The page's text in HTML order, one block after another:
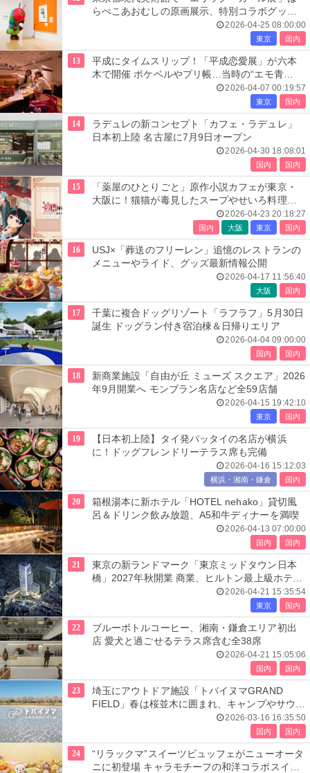
らぺこあおむしの原画展示、特別コラボグッズ
2026-04-25 08:00:00
東京 国内
13
平成にタイムスリップ！「平成恋愛展」が六本
木で開催 ポケベルやプリ帳…当時の“エモ青
2026-04-07 00:19:57
東京 国内
14
ラデュレの新コンセプト「カフェ・ラデュレ」
日本初上陸 名古屋に7月9日オープン
2026-04-30 18:08:01
国内 国内
15
「薬屋のひとりごと」原作小説カフェが東京・
大阪に！猫猫が毒見したスープやせいろ料理な
2026-04-23 20:18:27
国内 大阪 東京 国内
16
USJ×「葬送のフリーレン」追憶のレストランの
メニューやライド、グッズ最新情報公開
2026-04-17 11:56:40
大阪 国内
17
千葉に複合ドッグリゾート「ラフラフ」5月30日
誕生 ドッグラン付き宿泊棟＆日帰りエリア
2026-04-04 09:00:00
国内 国内
18
新商業施設「自由が丘 ミューズ スクエア」2026
年9月開業へ モンブラン名店など全59店舗
2026-04-15 19:42:10
東京 国内
19
【日本初上陸】タイ発パッタイの名店が横浜
に！ドッグフレンドリーテラス席も完備
2026-04-16 15:12:03
横浜・湘南・鎌倉 国内
20
箱根湯本に新ホテル「HOTEL nehako」貸切風
呂＆ドリンク飲み放題、A5和牛ディナーを満喫
2026-04-13 07:00:00
国内 国内
21
東京の新ランドマーク「東京ミッドタウン日本
橋」2027年秋開業 商業、ヒルトン最上級ホテル
2026-04-21 15:35:54
東京 国内
22
ブルーボトルコーヒー、湘南・鎌倉エリア初出
店 愛犬と過ごせるテラス席含む全38席
2026-04-21 15:05:06
国内 国内
23
埼玉にアウトドア施設「トバイヌマGRAND
FIELD」春は桜並木に囲まれ、キャンプやサウナ
2026-03-16 16:35:50
国内 国内
24
“リラックマ”スイーツビュッフェがニューオータ
ニに初登場 キャラモチーフの和洋コラボスイー